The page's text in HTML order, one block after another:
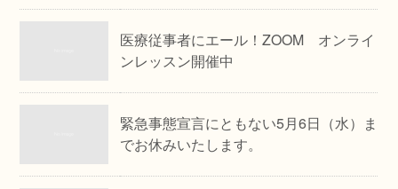
医療従事者にエール！ZOOM オンライ
ンレッスン開催中
緊急事態宣言にともない5月6日（水）ま
でお休みいたします。